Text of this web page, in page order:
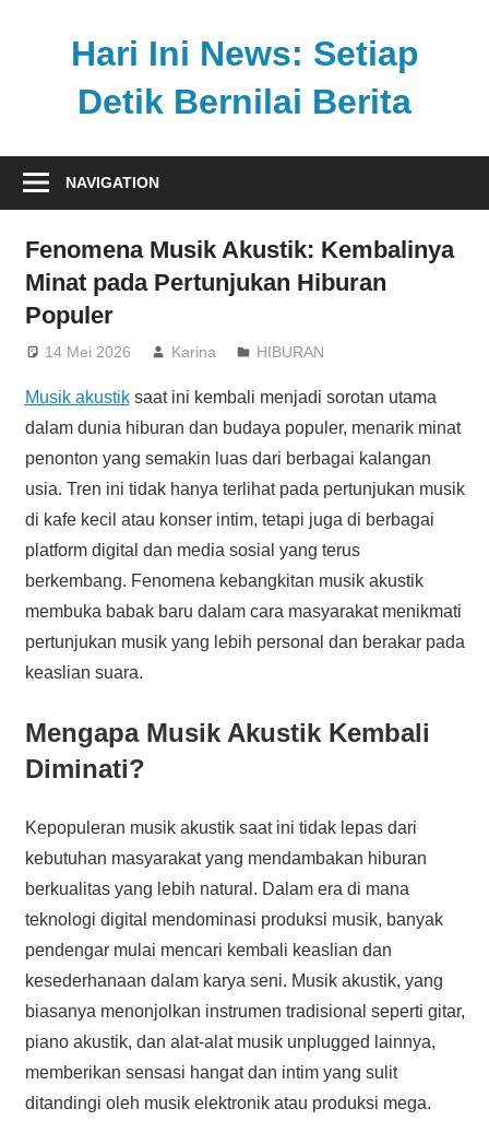
Hari Ini News: Setiap
Detik Bernilai Berita
nasional
tercepat
tanpa
henti
NAVIGATION
Fenomena Musik Akustik: Kembalinya
Minat pada Pertunjukan Hiburan
Populer
14 Mei 2026 Karina HIBURAN
Musik akustiksaat ini kembali menjadi sorotan utama
dalam dunia hiburan dan budaya populer, menarik minat
penonton yang semakin luas dari berbagai kalangan
usia. Tren ini tidak hanya terlihat pada pertunjukan musik
di kafe kecil atau konser intim, tetapi juga di berbagai
platform digital dan media sosial yang terus
berkembang. Fenomena kebangkitan musik akustik
membuka babak baru dalam cara masyarakat menikmati
pertunjukan musik yang lebih personal dan berakar pada
keaslian suara.
Mengapa Musik Akustik Kembali
Diminati?
Kepopuleran musik akustik saat ini tidak lepas dari
kebutuhan masyarakat yang mendambakan hiburan
berkualitas yang lebih natural. Dalam era di mana
teknologi digital mendominasi produksi musik, banyak
pendengar mulai mencari kembali keaslian dan
kesederhanaan dalam karya seni. Musik akustik, yang
biasanya menonjolkan instrumen tradisional seperti gitar,
piano akustik, dan alat-alat musik unplugged lainnya,
memberikan sensasi hangat dan intim yang sulit
ditandingi oleh musik elektronik atau produksi mega.